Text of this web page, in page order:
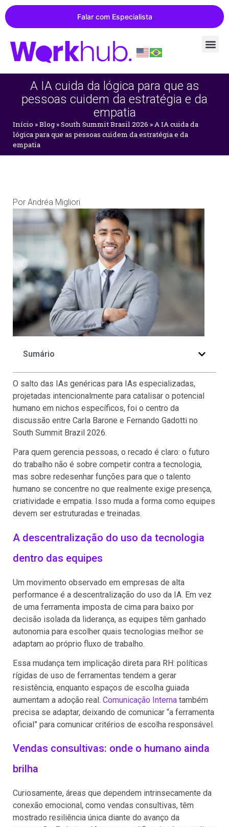
Falar com Especialista
A IA cuida da lógica para que as
pessoas cuidem da estratégia e da
empatia
Início »Blog »South Summit Brasil 2026 »A IA cuida da
lógica para que as pessoas cuidem da estratégia e da
empatia
Por Andréa Migliori
Sumário
O salto das IAs genéricas para IAs especializadas,
projetadas intencionalmente para catalisar o potencial
humano em nichos específicos, foi o centro da
discussão entre Carla Barone e Fernando Gadotti no
South Summit Brazil 2026.
Para quem gerencia pessoas, o recado é claro: o futuro
do trabalho não é sobre competir contra a tecnologia,
mas sobre redesenhar funções para que o talento
humano se concentre no que realmente exige presença,
criatividade e empatia. Isso muda a forma como equipes
devem ser estruturadas e treinadas.
A descentralização do uso da tecnologia
dentro das equipes
Um movimento observado em empresas de alta
performance é a descentralização do uso da IA. Em vez
de uma ferramenta imposta de cima para baixo por
decisão isolada da liderança, as equipes têm ganhado
autonomia para escolher quais tecnologias melhor se
adaptam ao próprio fluxo de trabalho.
Essa mudança tem implicação direta para RH: políticas
rígidas de uso de ferramentas tendem a gerar
resistência, enquanto espaços de escolha guiada
aumentam a adoção real. Comunicação Interna também
precisa se adaptar, deixando de comunicar “a ferramenta
oficial” para comunicar critérios de escolha responsável.
Vendas consultivas: onde o humano ainda
brilha
Curiosamente, áreas que dependem intrinsecamente da
conexão emocional, como vendas consultivas, têm
mostrado resiliência única diante do avanço da